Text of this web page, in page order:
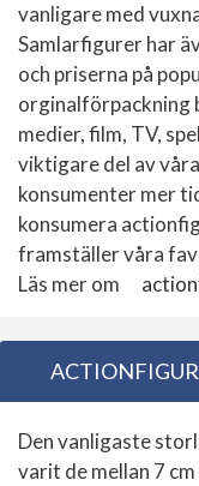
vanligare med
Samlarfigurer har
och priserna på
orginalförpackning
medier, film, TV,
viktigare del av
konsumenter mer
konsumera
framställer våra
Läs mer om
Den vanligaste
varit de mellan 7